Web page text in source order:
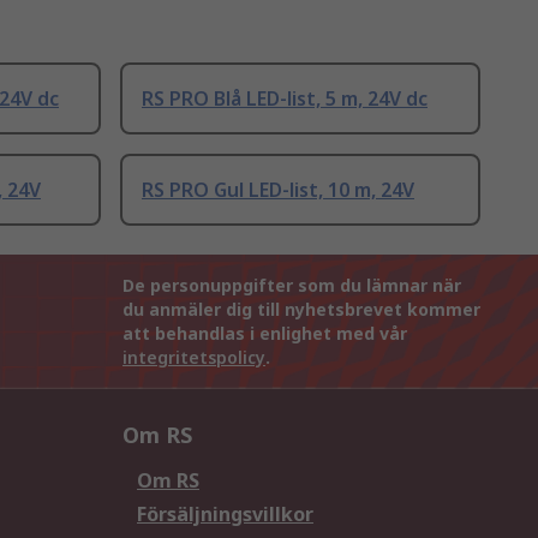
dc RS PRO Blå LED-list, 5 m, 24V dc
24V RS PRO Gul LED-list, 10 m, 24V
De personuppgifter som du lämnar när
du anmäler dig till nyhetsbrevet kommer
att behandlas i enlighet med vår
integritetspolicy.
Om RS
Om RS
Försäljningsvillkor